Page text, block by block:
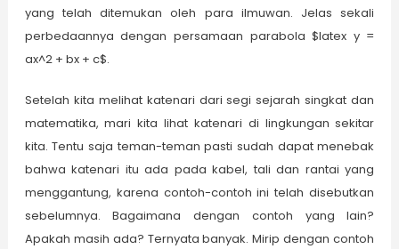
yang telah ditemukan oleh para ilmuwan. Jelas sekali
perbedaannya dengan persamaan parabola $latex y =
ax^2 + bx + c$.
Setelah kita melihat katenari dari segi sejarah singkat dan
matematika, mari kita lihat katenari di lingkungan sekitar
kita. Tentu saja teman-teman pasti sudah dapat menebak
bahwa katenari itu ada pada kabel, tali dan rantai yang
menggantung, karena contoh-contoh ini telah disebutkan
sebelumnya. Bagaimana dengan contoh yang lain?
Apakah masih ada? Ternyata banyak. Mirip dengan contoh